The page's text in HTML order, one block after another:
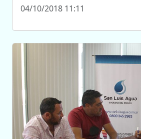
04/10/2018 11:11